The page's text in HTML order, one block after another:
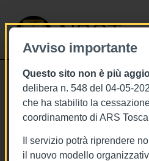
Avviso importante
Questo sito non è più
delibera n. 548 del 04-05-
che ha stabilito la
coordinamento di ARS
Il servizio potrà riprendere
il nuovo modello
NBST
Stai visualizzando
a: Toscana